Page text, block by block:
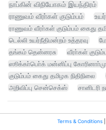
நாப்கின் விநியோகம் இயந்திரம்
ராணுவம் வீரா்கள் குடும்பம்
ராணுவம் வீரா்கள் குடும்பம் கைது
டெல்லி உயர்நீதிமன்றம் உத்தரவு
தங்கம் தென்னரசு
வீரா்கள்
ஸூக்கா்பொ்க் மன்னிப்பு
குடும்பம் கைது தமிழக நிதிநிலை
அறிவிப்பு சென்செக்ஸ்
சானிடரி
Terms & Conditions|